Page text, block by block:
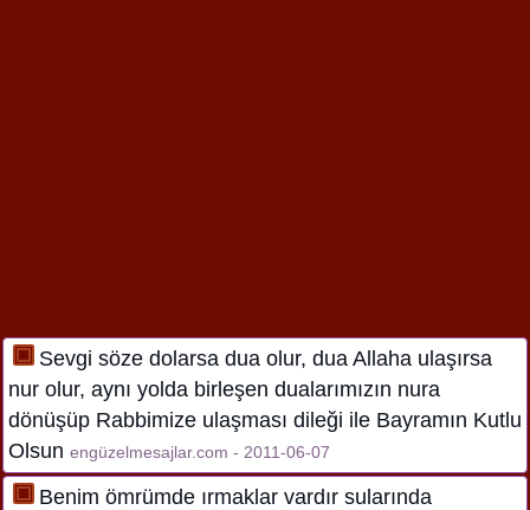
Sevgi söze dolarsa dua olur, dua Allaha ulaşırsa
nur olur, aynı yolda birleşen dualarımızın nura
dönüşüp Rabbimize ulaşması dileği ile Bayramın Kutlu
Olsun engüzelmesajlar.com - 2011-06-07
Benim ömrümde ırmaklar vardır sularında